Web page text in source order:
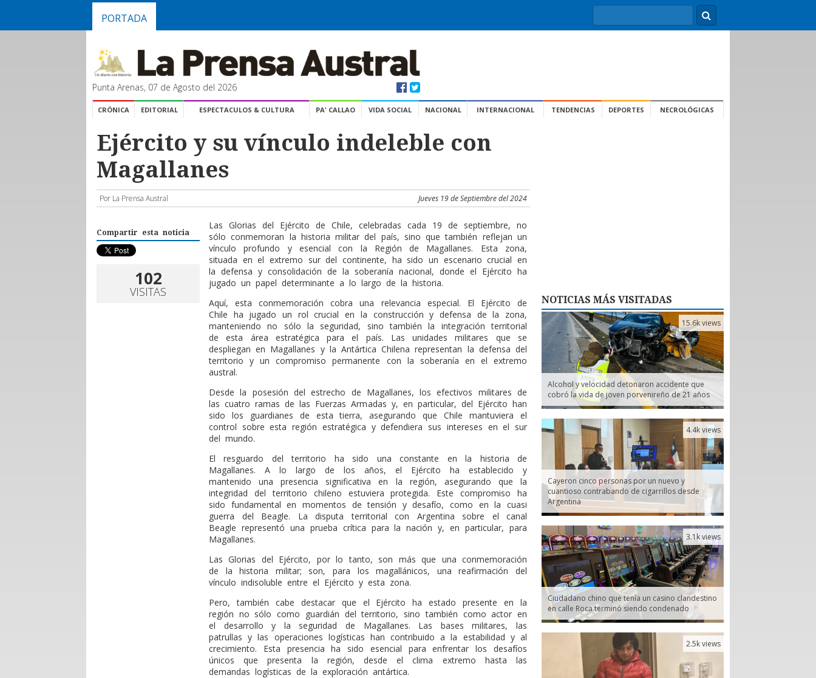
PORTADA
Punta Arenas, 07 de Agosto del 2026
CRÓNICA EDITORIAL ESPECTACULOS & CULTURA PA' CALLAO VIDA SOCIAL NACIONAL INTERNACIONAL TENDENCIAS DEPORTES NECROLÓGICAS
Ejército y su vínculo indeleble con
Magallanes
Por La Prensa Austral Jueves 19 de Septiembre del 2024
Compartir esta noticia
102
VISITAS
Las Glorias del Ejército de Chile, celebradas cada 19 de septiembre, no
sólo conmemoran la historia militar del país, sino que también reflejan un
vínculo profundo y esencial con la Región de Magallanes. Esta zona,
situada en el extremo sur del continente, ha sido un escenario crucial en
la defensa y consolidación de la soberanía nacional, donde el Ejército ha
jugado un papel determinante a lo largo de la historia.
Aquí, esta conmemoración cobra una relevancia especial. El Ejército de
Chile ha jugado un rol crucial en la construcción y defensa de la zona,
manteniendo no sólo la seguridad, sino también la integración territorial
de esta área estratégica para el país. Las unidades militares que se
despliegan en Magallanes y la Antártica Chilena representan la defensa del
territorio y un compromiso permanente con la soberanía en el extremo
austral.
Desde la posesión del estrecho de Magallanes, los efectivos militares de
las cuatro ramas de las Fuerzas Armadas y, en particular, del Ejército han
sido los guardianes de esta tierra, asegurando que Chile mantuviera el
control sobre esta región estratégica y defendiera sus intereses en el sur
del mundo.
El resguardo del territorio ha sido una constante en la historia de
Magallanes. A lo largo de los años, el Ejército ha establecido y
mantenido una presencia significativa en la región, asegurando que la
integridad del territorio chileno estuviera protegida. Este compromiso ha
sido fundamental en momentos de tensión y desafío, como en la cuasi
guerra del Beagle. La disputa territorial con Argentina sobre el canal
Beagle representó una prueba crítica para la nación y, en particular, para
Magallanes.
Las Glorias del Ejército, por lo tanto, son más que una conmemoración
de la historia militar; son, para los magallánicos, una reafirmación del
vínculo indisoluble entre el Ejército y esta zona.
Pero, también cabe destacar que el Ejército ha estado presente en la
región no sólo como guardián del territorio, sino también como actor en
el desarrollo y la seguridad de Magallanes. Las bases militares, las
patrullas y las operaciones logísticas han contribuido a la estabilidad y al
crecimiento. Esta presencia ha sido esencial para enfrentar los desafíos
únicos que presenta la región, desde el clima extremo hasta las
demandas logísticas de la exploración antártica.
NOTICIAS MÁS VISITADAS
Alcohol y velocidad detonaron accidente que
cobró la vida de joven porvenireño de 21 años
15.6k views
Cayeron cinco personas por un nuevo y
cuantioso contrabando de cigarrillos desde
Argentina
4.4k views
Ciudadano chino que tenía un casino clandestino
en calle Roca terminó siendo condenado
3.1k views
2.5k views